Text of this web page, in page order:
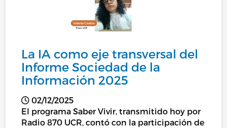
La IA como eje transversal del
Informe Sociedad de la
Información 2025
02/12/2025
El programa Saber Vivir, transmitido hoy por
Radio 870 UCR, contó con la participación de